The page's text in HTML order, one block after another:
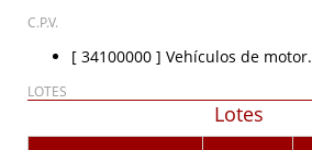
C.P.V.
[ 34100000 ] Vehículos de motor.
LOTES
Lotes